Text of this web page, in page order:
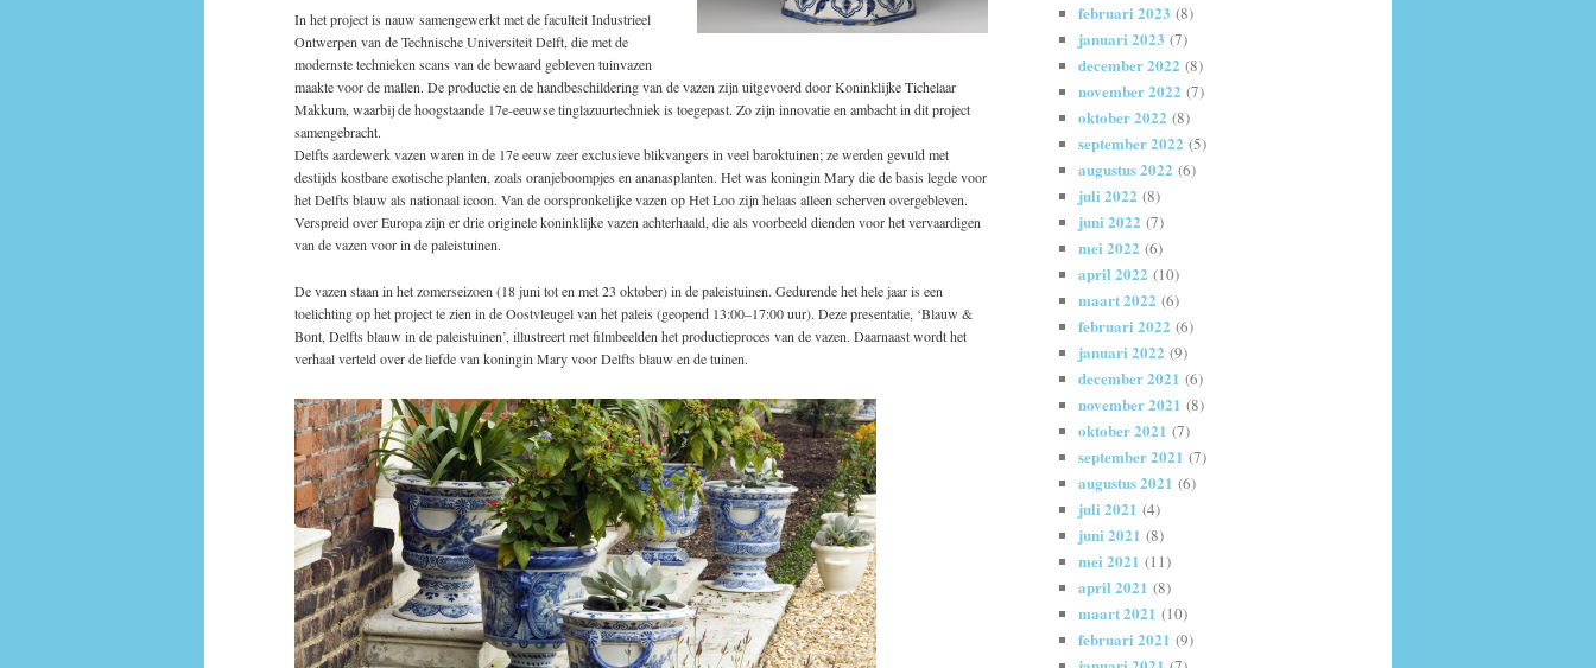
In het project is nauw samengewerkt met de faculteit Industrieel
Ontwerpen van de Technische Universiteit Delft, die met de
modernste technieken scans van de bewaard gebleven tuinvazen
maakte voor de mallen. De productie en de handbeschildering van de vazen zijn uitgevoerd door Koninklijke Tichelaar
Makkum, waarbij de hoogstaande 17e-eeuwse tinglazuurtechniek is toegepast. Zo zijn innovatie en ambacht in dit project
samengebracht.
Delfts aardewerk vazen waren in de 17e eeuw zeer exclusieve blikvangers in veel baroktuinen; ze werden gevuld met
destijds kostbare exotische planten, zoals oranjeboompjes en ananasplanten. Het was koningin Mary die de basis legde voor
het Delfts blauw als nationaal icoon. Van de oorspronkelijke vazen op Het Loo zijn helaas alleen scherven overgebleven.
Verspreid over Europa zijn er drie originele koninklijke vazen achterhaald, die als voorbeeld dienden voor het vervaardigen
van de vazen voor in de paleistuinen.
De vazen staan in het zomerseizoen (18 juni tot en met 23 oktober) in de paleistuinen. Gedurende het hele jaar is een
toelichting op het project te zien in de Oostvleugel van het paleis (geopend 13:00–17:00 uur). Deze presentatie, ‘Blauw &
Bont, Delfts blauw in de paleistuinen’, illustreert met filmbeelden het productieproces van de vazen. Daarnaast wordt het
verhaal verteld over de liefde van koningin Mary voor Delfts blauw en de tuinen.
februari 2023 (8)
januari 2023 (7)
december 2022 (8)
november 2022 (7)
oktober 2022 (8)
september 2022 (5)
augustus 2022 (6)
juli 2022 (8)
juni 2022 (7)
mei 2022 (6)
april 2022 (10)
maart 2022 (6)
februari 2022 (6)
januari 2022 (9)
december 2021 (6)
november 2021 (8)
oktober 2021 (7)
september 2021 (7)
augustus 2021 (6)
juli 2021 (4)
juni 2021 (8)
mei 2021 (11)
april 2021 (8)
maart 2021 (10)
februari 2021 (9)